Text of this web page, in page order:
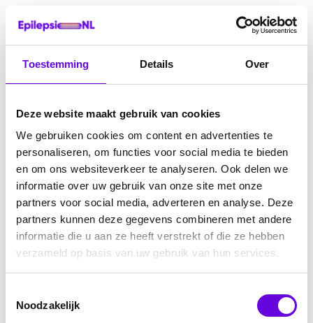
Toestemming Details Over
Deze website maakt gebruik van cookies
We gebruiken cookies om content en advertenties te
personaliseren, om functies voor social media te bieden
en om ons websiteverkeer te analyseren. Ook delen we
informatie over uw gebruik van onze site met onze
partners voor social media, adverteren en analyse. Deze
partners kunnen deze gegevens combineren met andere
informatie die u aan ze heeft verstrekt of die ze hebben
verzameld op basis van uw gebruik van hun services.
Noodzakelijk